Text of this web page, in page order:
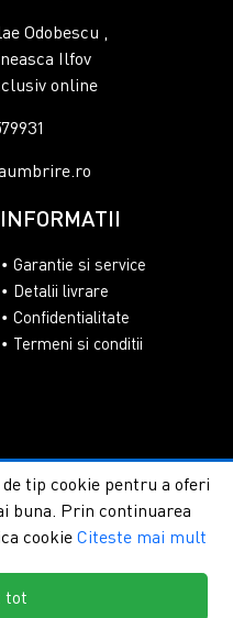
Odobescu ,
Ilfov
online
INFORMATII
Garantie si service
Detalii livrare
Confidentialitate
Termeni si conditii
| Toate drepturile
tip cookie pentru a oferi
buna. Prin continuarea
cookieCiteste mai mult
tot